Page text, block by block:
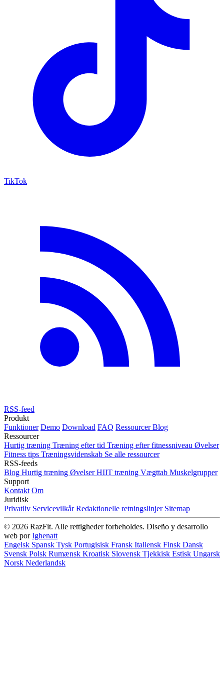
TikTok
RSS-feed
Produkt
Funktioner Demo Download FAQ RessourcerBlog
Ressourcer
Hurtig træning Træning efter tid Træning efter fitnessniveau Øvelser
Fitness tips Træningsvidenskab Se alle ressourcer
RSS-feeds
Blog Hurtig træning ØvelserHIIT træning Vægttab Muskelgrupper
Support
Kontakt Om
Juridisk
Privatliv Servicevilkår Redaktionelle retningslinjer Sitemap
© 2026 RazFit. Alle rettigheder forbeholdes. Diseño y desarrollo
web porIghenatt
Engelsk Spansk Tysk Portugisisk Fransk Italiensk Finsk Dansk
Svensk Polsk Rumænsk Kroatisk Slovensk Tjekkisk Estisk Ungarsk
Norsk Nederlandsk